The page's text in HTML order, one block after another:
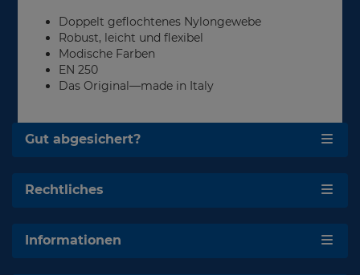
Doppelt geflochtenes Nylongewebe
Robust, leicht und flexibel
Modische Farben
EN 250
Das Original—made in Italy
Gut abgesichert?
Rechtliches
Informationen